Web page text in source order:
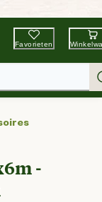
Dier
Favorieten
-